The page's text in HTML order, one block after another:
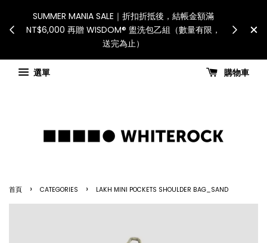
國際配送：各
行負擔。」
SUMMER MANIA SALE｜折扣折抵後，結帳金額滿
NT$6,000 再贈 WISDOM® 盥洗包乙組（數量有限，
選單 購物車
首頁 › CATEGORIES › LAKH MINI POCKETS SHOULDER BAG_SAND